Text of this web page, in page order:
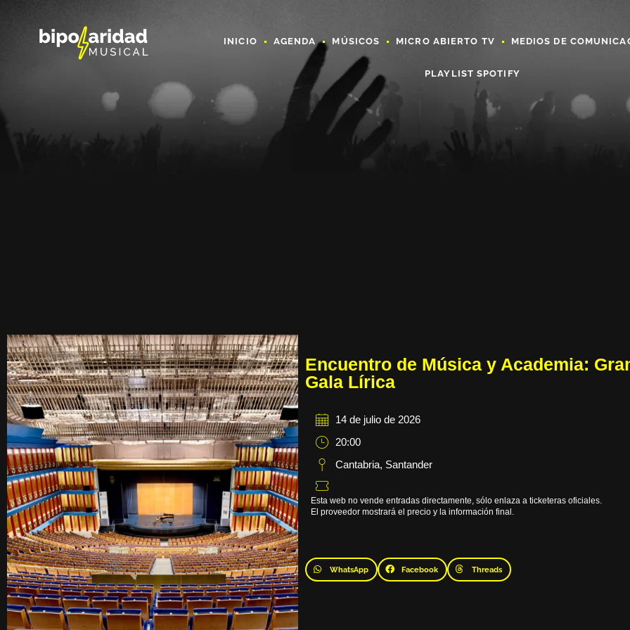
INICIO AGENDA MÚSICOS MICRO ABIERTO TV MEDIOS DE
PLAYLIST SPOTIFY
Encuentro de Música y Academia:
Gala Lírica
14 de julio de 2026
20:00
Cantabria, Santander
Esta web no vende entradas directamente, sólo enlaza a ticketeras oficiales.
El proveedor mostrará el precio y la información final.
WhatsApp Facebook Threads